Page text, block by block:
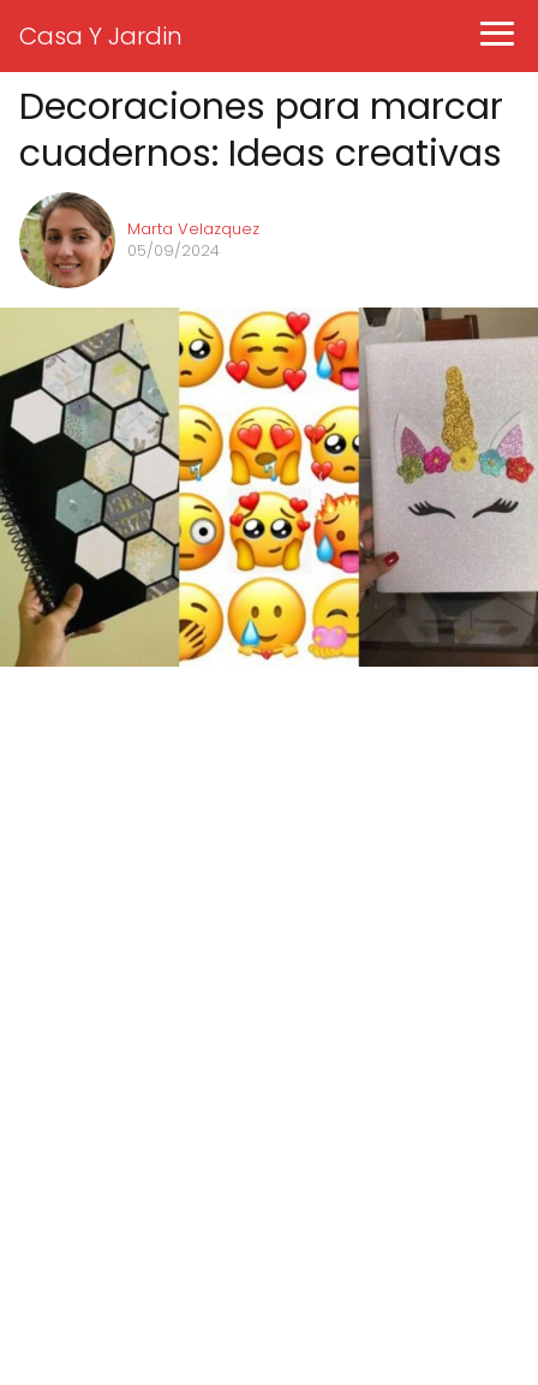
Casa Y Jardin
Decoraciones para marcar
cuadernos: Ideas creativas
Marta Velazquez
05/09/2024